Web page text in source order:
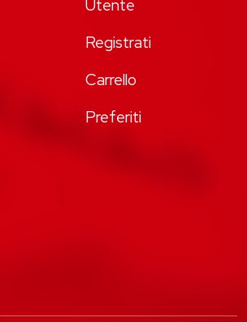
Utente
Registrati
Carrello
Preferiti